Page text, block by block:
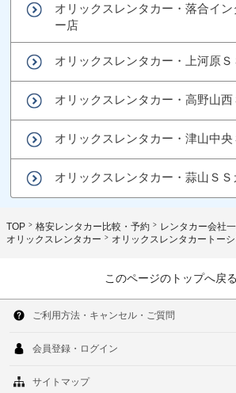
オリックスレンタカー・落合イ
ー店
オリックスレンタカー・上河原
オリックスレンタカー・高野山
オリックスレンタカー・津山中
オリックスレンタカー・蒜山Ｓ
TOP 格安レンタカー比較・予約
レンタカー会社
オリックスレンタカー
オリックスレンタカートー
このページのトップへ戻る